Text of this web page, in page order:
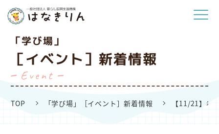
「学び場」
［イベント］新着情報
Event
TOP 「学び場」［イベント］新着情報 【11/21】老